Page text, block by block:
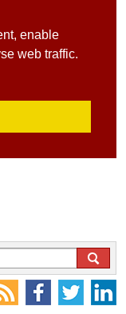
enable
web traffic.